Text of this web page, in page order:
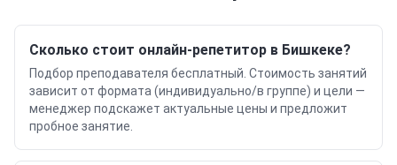
Сколько стоит онлайн-репетитор в Бишкеке?
Подбор преподавателя бесплатный. Стоимость занятий
зависит от формата (индивидуально/в группе) и цели —
менеджер подскажет актуальные цены и предложит
пробное занятие.